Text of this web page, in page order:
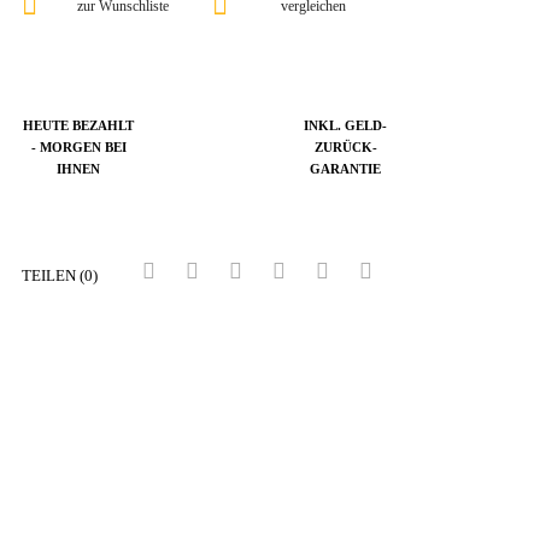
vergleichen
zur Wunschliste
HEUTE BEZAHLT
- MORGEN BEI
IHNEN
INKL. GELD-
ZURÜCK-
GARANTIE
TEILEN (0)